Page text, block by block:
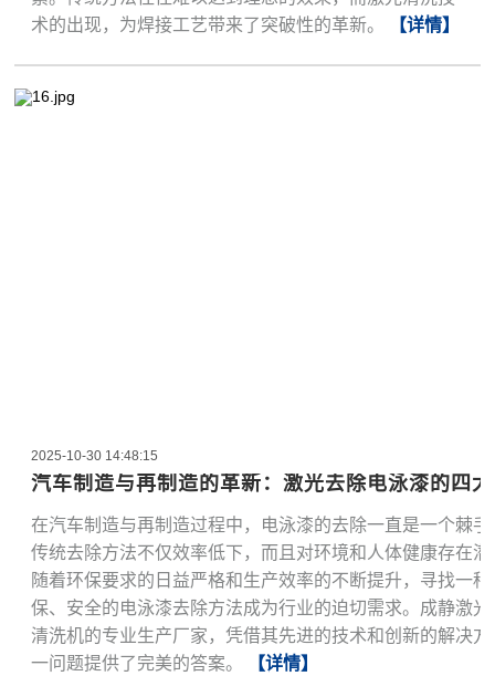
术的出现，为焊接工艺带来了突破性的革新。
【详情】
2025-10-30 14:48:15
汽车制造与再制造的革新：激光去除电泳漆的四
在汽车制造与再制造过程中，电泳漆的去除一直是一个棘
传统去除方法不仅效率低下，而且对环境和人体健康存在
随着环保要求的日益严格和生产效率的不断提升，寻找一
保、安全的电泳漆去除方法成为行业的迫切需求。成静激
清洗机的专业生产厂家，凭借其先进的技术和创新的解决
一问题提供了完美的答案。
【详情】